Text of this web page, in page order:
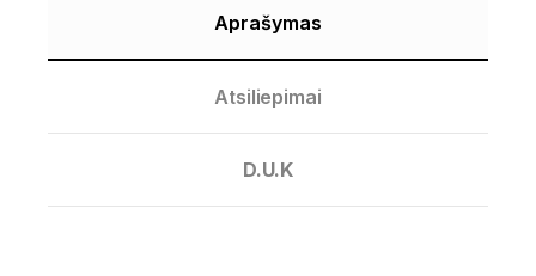
Aprašymas
Atsiliepimai
D.U.K